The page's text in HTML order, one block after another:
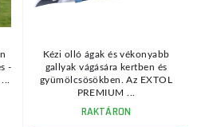
-
Kézi olló ágak és vékonyabb
gallyak vágására kertben és
gyümölcsösökben. Az EXTOL
PREMIUM ...
RAKTÁRON